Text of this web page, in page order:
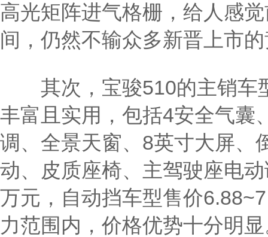
高光矩阵进气格栅，给人感
间，仍然不输众多新晋上市
其次，宝骏510的主销车
丰富且实用，包括4安全气囊
调、全景天窗、8英寸大屏、
动、皮质座椅、主驾驶座电
万元，自动挡车型售价
力范围内，价格优势十分明